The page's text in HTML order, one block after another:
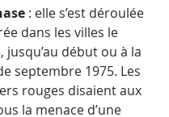
: elle s’est déroulée
dans les villes le
jusqu’au début ou à la
septembre 1975. Les
rouges disaient aux
la menace d’une